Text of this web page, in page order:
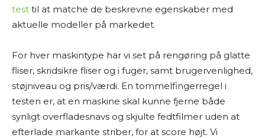
test til at matche de beskrevne egenskaber med
aktuelle modeller på markedet.
For hver maskintype har vi set på rengøring på glatte
fliser, skridsikre fliser og i fuger, samt brugervenlighed,
støjniveau og pris/værdi. En tommelfingerregel i
testen er, at en maskine skal kunne fjerne både
synligt overfladesnavs og skjulte fedtfilmer uden at
efterlade markante striber, for at score højt. Vi